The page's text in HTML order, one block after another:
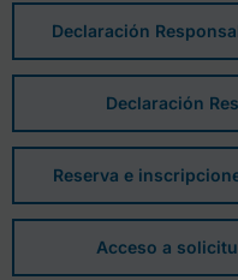
Declaración
Declaración
Reserva e
Acceso a